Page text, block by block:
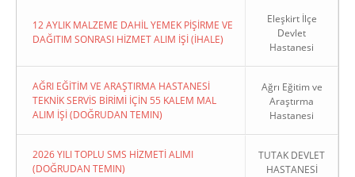
12 AYLIK MALZEME DAHİL YEMEK PİŞİRME VE
DAĞITIM SONRASI HİZMET ALIM İŞİ (İHALE)
Eleşkirt İlçe
Devlet
Hastanesi
AĞRI EĞİTİM VE ARAŞTIRMA HASTANESİ
TEKNİK SERVİS BİRİMİ İÇİN 55 KALEM MAL
ALIM İŞİ (DOĞRUDAN TEMIN)
Ağrı Eğitim ve
Araştırma
Hastanesi
2026 YILI TOPLU SMS HİZMETİ ALIMI
(DOĞRUDAN TEMIN)
TUTAK DEVLET
HASTANESİ